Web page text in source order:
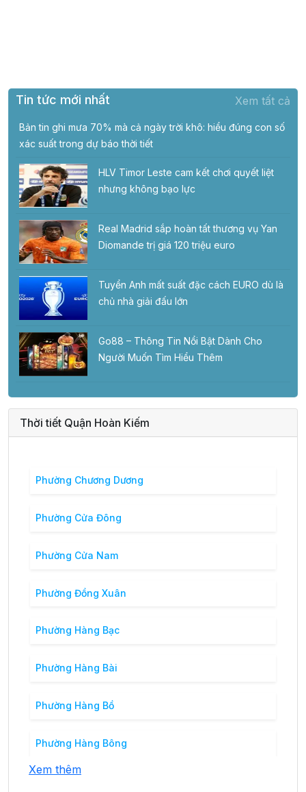
Tin tức mới nhất Xem tất cả
Bản tin ghi mưa 70% mà cả ngày trời khô: hiểu đúng con số
xác suất trong dự báo thời tiết
HLV Timor Leste cam kết chơi quyết liệt
nhưng không bạo lực
Real Madrid sắp hoàn tất thương vụ Yan
Diomande trị giá 120 triệu euro
Tuyển Anh mất suất đặc cách EURO dù là
chủ nhà giải đấu lớn
Go88 – Thông Tin Nổi Bật Dành Cho
Người Muốn Tìm Hiểu Thêm
Thời tiết Quận Hoàn Kiếm
Phường Chương Dương
Phường Cửa Đông
Phường Cửa Nam
Phường Đồng Xuân
Phường Hàng Bạc
Phường Hàng Bài
Phường Hàng Bồ
Phường Hàng Bông
Xem thêm